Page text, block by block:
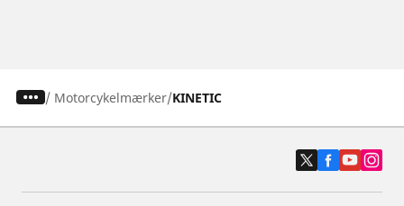
/ Motorcykelmærker KINETIC